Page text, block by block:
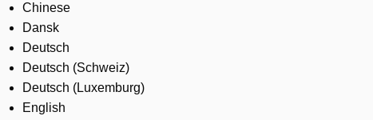
Chinese
Dansk
Deutsch
Deutsch (Schweiz)
Deutsch (Luxemburg)
English